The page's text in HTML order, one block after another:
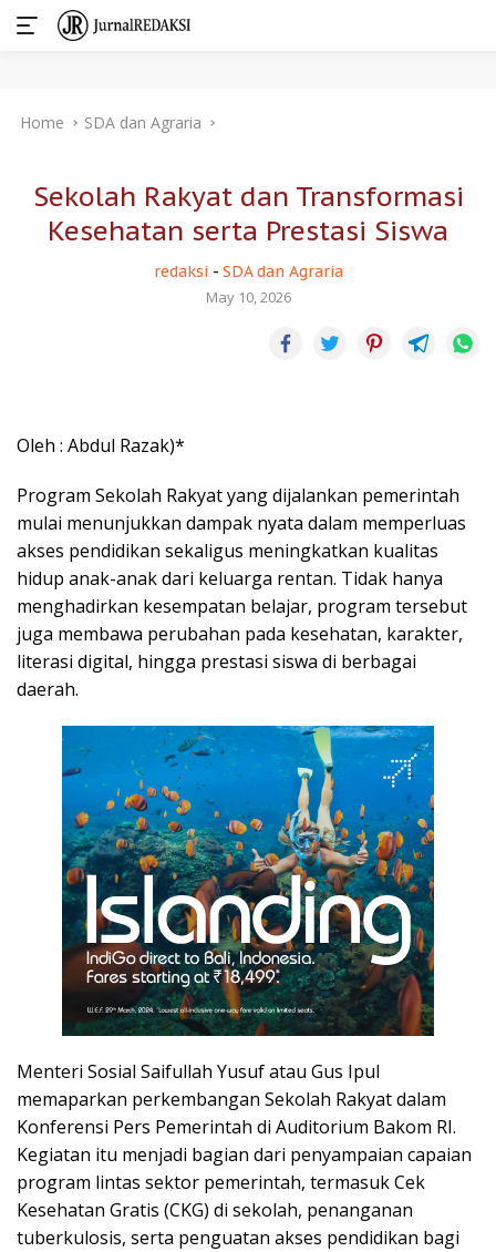
Home SDA dan Agraria
Sekolah Rakyat dan Transformasi
Kesehatan serta Prestasi Siswa
redaksi - SDA dan Agraria
May 10, 2026
Oleh : Abdul Razak)*
Program Sekolah Rakyat yang dijalankan pemerintah
mulai menunjukkan dampak nyata dalam memperluas
akses pendidikan sekaligus meningkatkan kualitas
hidup anak-anak dari keluarga rentan. Tidak hanya
menghadirkan kesempatan belajar, program tersebut
juga membawa perubahan pada kesehatan, karakter,
literasi digital, hingga prestasi siswa di berbagai
daerah.
Menteri Sosial Saifullah Yusuf atau Gus Ipul
memaparkan perkembangan Sekolah Rakyat dalam
Konferensi Pers Pemerintah di Auditorium Bakom RI.
Kegiatan itu menjadi bagian dari penyampaian capaian
program lintas sektor pemerintah, termasuk Cek
Kesehatan Gratis (CKG) di sekolah, penanganan
tuberkulosis, serta penguatan akses pendidikan bagi